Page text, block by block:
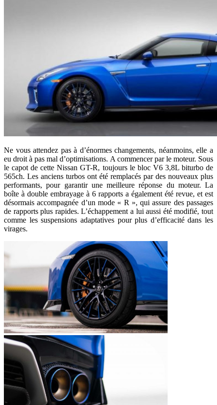
Ne vous attendez pas à d’énormes changements, néanmoins, elle a
eu droit à pas mal d’optimisations. A commencer par le moteur. Sous
le capot de cette Nissan GT-R, toujours le bloc V6 3,8L biturbo de
565ch. Les anciens turbos ont été remplacés par des nouveaux plus
performants, pour garantir une meilleure réponse du moteur. La
boîte à double embrayage à 6 rapports a également été revue, et est
désormais accompagnée d’un mode « R », qui assure des passages
de rapports plus rapides. L’échappement a lui aussi été modifié, tout
comme les suspensions adaptatives pour plus d’efficacité dans les
virages.